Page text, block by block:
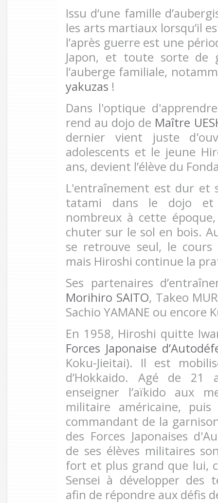
Issu d‘une famille
les arts martiaux lorsqu’il
l’après guerre est une
Japon, et toute sorte de
l’auberge familiale,
yakuzas !
Dans l'optique
rend au dojo de Maître
dernier vient juste
adolescents et le jeune
ans, devient l’élève du
L'entraînement est dur et
tatami dans le dojo et
nombreux à cette
chuter sur le sol en bois.
se retrouve seul, le cours
mais Hiroshi continue la
Ses partenaires
Morihiro SAITO, Takeo
Sachio YAMANE ou encore
En 1958, Hiroshi quitte
Forces Japonaise
Koku-Jieitai). Il est
d’Hokkaido. Agé de 21
enseigner l’aïkido aux
militaire américaine,
commandant de la
des Forces Japonaises
de ses élèves militaires
fort et plus grand que lui,
Sensei à développer des
afin de répondre aux défis